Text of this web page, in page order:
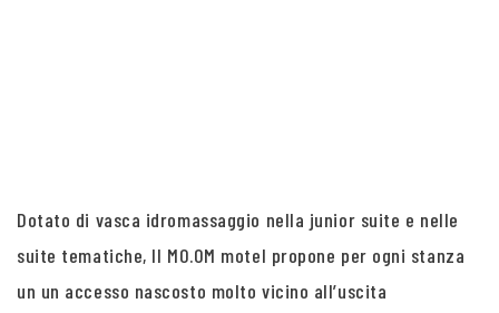
Dotato di vasca idromassaggio nella junior suite e nelle
suite tematiche, Il MO.OM motel propone per ogni stanza
un un accesso nascosto molto vicino all’uscita